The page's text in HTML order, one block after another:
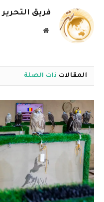
فريق التحرير
موقع
المقالات ذات الصلة